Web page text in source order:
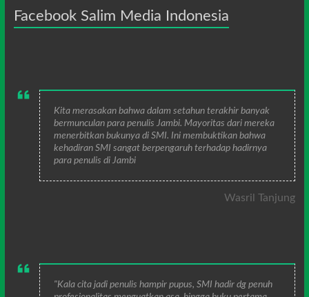
Facebook Salim Media Indonesia
Kita merasakan bahwa dalam setahun terakhir banyak
bermunculan para penulis Jambi. Mayoritas dari mereka
menerbitkan bukunya di SMI. Ini membuktikan bahwa
kehadiran SMI sangat berpengaruh terhadap hadirnya
para penulis di Jambi
Wasril Tanjung
"Kala cita jadi penulis hampir pupus, SMI hadir dg penuh